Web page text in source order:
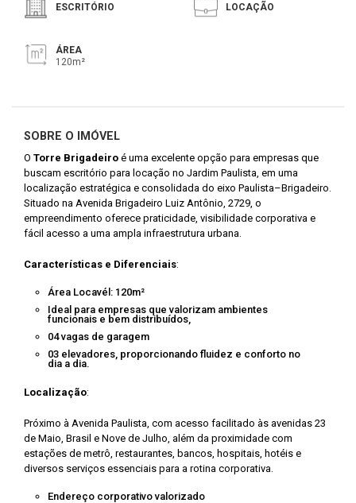
ESCRITÓRIO LOCAÇÃO
ÁREA
120m²
SOBRE O IMÓVEL
O Torre Brigadeiro é uma excelente opção para empresas que
buscam escritório para locação no Jardim Paulista, em uma
localização estratégica e consolidada do eixo Paulista–Brigadeiro.
Situado na Avenida Brigadeiro Luiz Antônio, 2729, o
empreendimento oferece praticidade, visibilidade corporativa e
fácil acesso a uma ampla infraestrutura urbana.
Características e Diferenciais:
Área Locavél: 120m²
Ideal para empresas que valorizam ambientes
funcionais e bem distribuídos,
04 vagas de garagem
03 elevadores, proporcionando fluidez e conforto no
dia a dia.
Localização:
Próximo à Avenida Paulista, com acesso facilitado às avenidas 23
de Maio, Brasil e Nove de Julho, além da proximidade com
estações de metrô, restaurantes, bancos, hospitais, hotéis e
diversos serviços essenciais para a rotina corporativa.
Endereço corporativo valorizado